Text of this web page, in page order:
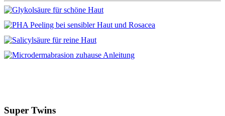
Super Twins